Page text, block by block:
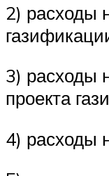
2) расходы
3) расходы
проекта
4) расходы